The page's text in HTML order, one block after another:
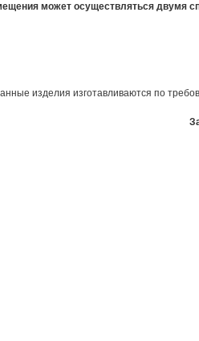
может осуществляться двумя
изделия изготавливаются по